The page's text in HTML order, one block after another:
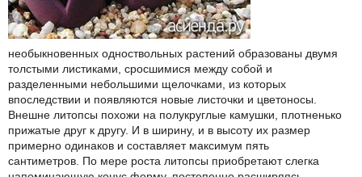
необыкновенных одноствольных растений образованы двумя
толстыми листиками, сросшимися между собой и
разделенными небольшими щелочками, из которых
впоследствии и появляются новые листочки и цветоносы.
Внешне литопсы похожи на полукруглые камушки, плотненько
прижатые друг к другу. И в ширину, и в высоту их размер
примерно одинаков и составляет максимум пять
сантиметров. По мере роста литопсы приобретают слегка